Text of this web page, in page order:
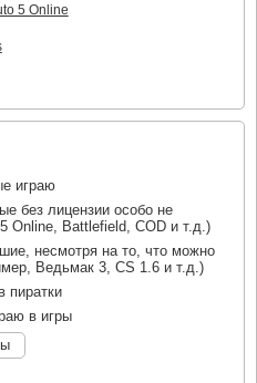
5 Online
играю
без лицензии особо не
Online, Battlefield, COD и т.д.)
несмотря на то, что можно
Ведьмак 3, CS 1.6 и т.д.)
пиратки
в игры